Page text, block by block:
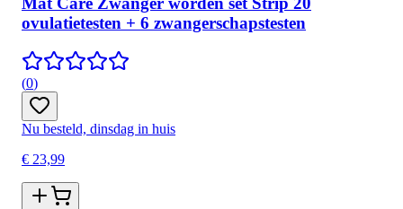
ovulatietesten + 6 zwangerschapstesten
(0)
Nu besteld, dinsdag in huis
€ 23,99